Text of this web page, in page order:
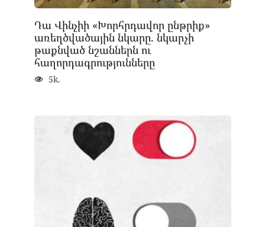
Դա Վինչիի «Խորհրդավոր ընթրիք»
առեղծվածային նկարը. նկարչի
թաքնված նշաններն ու
հաղորդագրությունները
5k.